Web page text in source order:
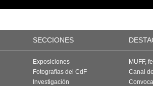
SECCIONES
Exposiciones
Fotografías del CdF
Investigación
MUFF,
Canal